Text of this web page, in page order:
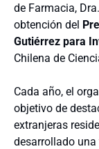
de Farmacia, Dra.
obtención del
Gutiérrez para
Chilena de
Cada año, el
objetivo de
extranjeras
desarrollado